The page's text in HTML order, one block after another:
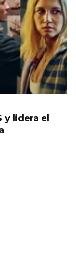
y lidera el